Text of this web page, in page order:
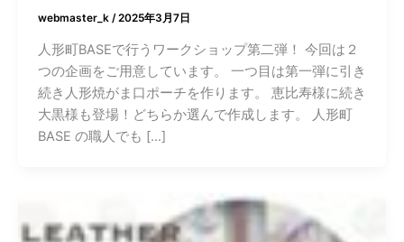
webmaster_k/2025年3月7日
人形町BASEで行うワークショップ第二弾！ 今回は２
つの企画をご用意しています。 一つ目は第一弾に引き
続き人形焼がま口ポーチを作ります。 恵比寿様に続き
大黒様も登場！どちらか選んで作成します。 人形町
BASE の職人でも […]